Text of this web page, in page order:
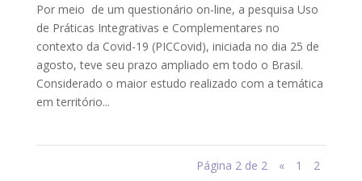
Por meio de um questionário on-line, a pesquisa Uso
de Práticas Integrativas e Complementares no
contexto da Covid-19 (PICCovid), iniciada no dia 25 de
agosto, teve seu prazo ampliado em todo o Brasil.
Considerado o maior estudo realizado com a temática
em território...
Página 2 de 2 « 1 2